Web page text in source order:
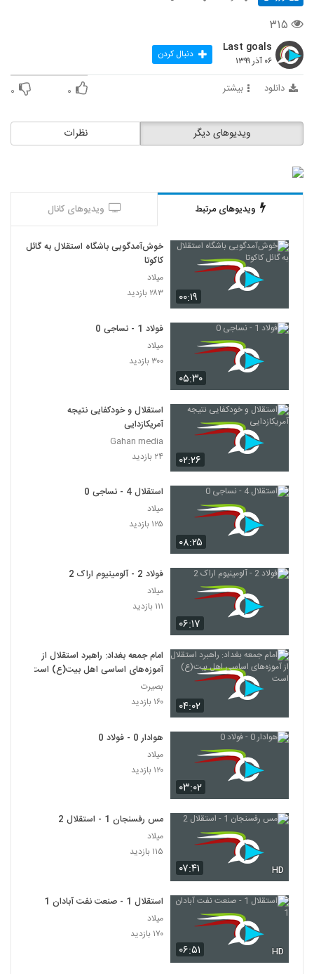
۳۱۵
Last goals
۰۶ آذر ۱۳۹۹ دنبال کردن
دانلود بیشتر ۰ ۰
نظرات ویدیوهای دیگر
ویدیوهای مرتبط ویدیوهای کانال
۰۰:۱۹
خوش‌آمدگویی باشگاه استقلال به گائل
کاکوتا
میلاد
۲۸۳ بازدید
۰۵:۳۰
فولاد 1 - نساجی 0
میلاد
۳۰۰ بازدید
۰۲:۲۶
استقلال و خودکفایی نتیجه
آمریکازدایی
Gahan media
۲۴ بازدید
۰۸:۲۵
استقلال 4 - نساجی 0
میلاد
۱۲۵ بازدید
۰۶:۱۷
فولاد 2 - آلومینیوم اراک 2
میلاد
۱۱۱ بازدید
۰۴:۰۲
امام جمعه بغداد: راهبرد استقلال از
آموزه‌های اساسی اهل بیت(ع) است
بصیرت
۱۶۰ بازدید
۰۳:۰۲
هوادار 0 - فولاد 0
میلاد
۱۲۰ بازدید
۰۷:۴۱ HD
مس رفسنجان 1 - استقلال 2
میلاد
۱۱۵ بازدید
۰۶:۵۱ HD
استقلال 1 - صنعت نفت آبادان 1
میلاد
۱۷۰ بازدید